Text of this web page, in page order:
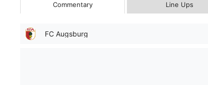
Commentary Line Ups
FC Augsburg